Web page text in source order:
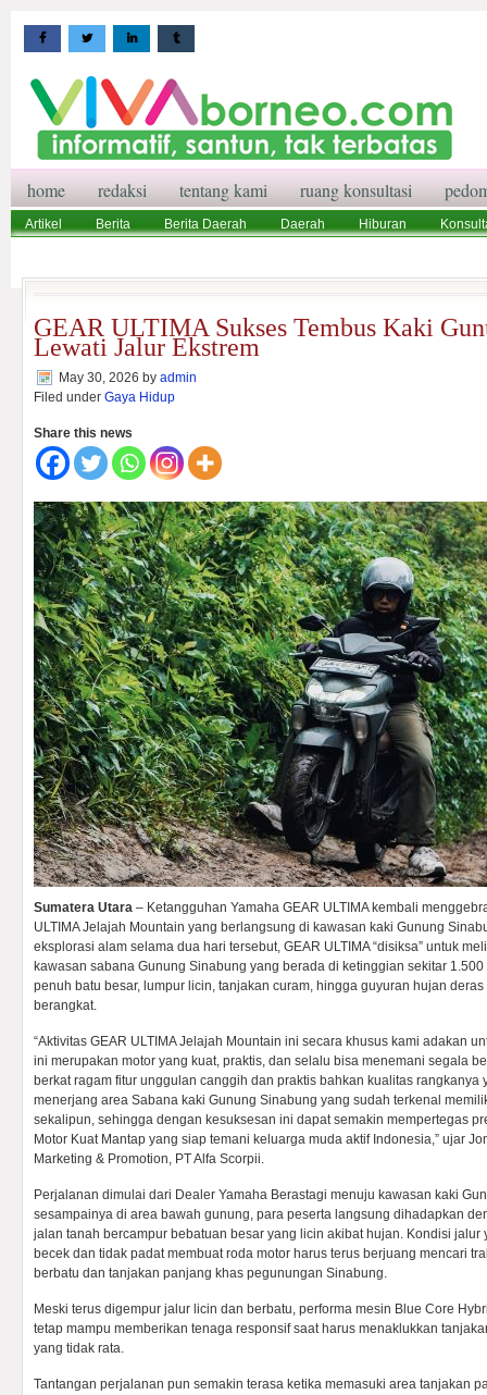
home redaksi tentang kami ruang konsultasi
Artikel Berita Berita Daerah Daerah Hiburan
GEAR ULTIMA Sukses Tembus Kaki
Lewati Jalur Ekstrem
May 30, 2026 by admin
Filed under Gaya Hidup
Share this news
Sumatera Utara – Ketangguhan Yamaha GEAR ULTIMA kembali
ULTIMA Jelajah Mountain yang berlangsung di kawasan kaki Gunung
eksplorasi alam selama dua hari tersebut, GEAR ULTIMA “disiksa” untuk
kawasan sabana Gunung Sinabung yang berada di ketinggian sekitar
penuh batu besar, lumpur licin, tanjakan curam, hingga guyuran hujan
berangkat.
“Aktivitas GEAR ULTIMA Jelajah Mountain ini secara khusus kami adakan
ini merupakan motor yang kuat, praktis, dan selalu bisa menemani segala
berkat ragam fitur unggulan canggih dan praktis bahkan kualitas rangkanya
menerjang area Sabana kaki Gunung Sinabung yang sudah terkenal
sekalipun, sehingga dengan kesuksesan ini dapat semakin mempertegas
Motor Kuat Mantap yang siap temani keluarga muda aktif Indonesia,” ujar
Marketing & Promotion, PT Alfa Scorpii.
Perjalanan dimulai dari Dealer Yamaha Berastagi menuju kawasan kaki
sesampainya di area bawah gunung, para peserta langsung dihadapkan
jalan tanah bercampur bebatuan besar yang licin akibat hujan. Kondisi
becek dan tidak padat membuat roda motor harus terus berjuang mencari
berbatu dan tanjakan panjang khas pegunungan Sinabung.
Meski terus digempur jalur licin dan berbatu, performa mesin Blue Core
tetap mampu memberikan tenaga responsif saat harus menaklukkan
yang tidak rata.
Tantangan perjalanan pun semakin terasa ketika memasuki area tanjakan